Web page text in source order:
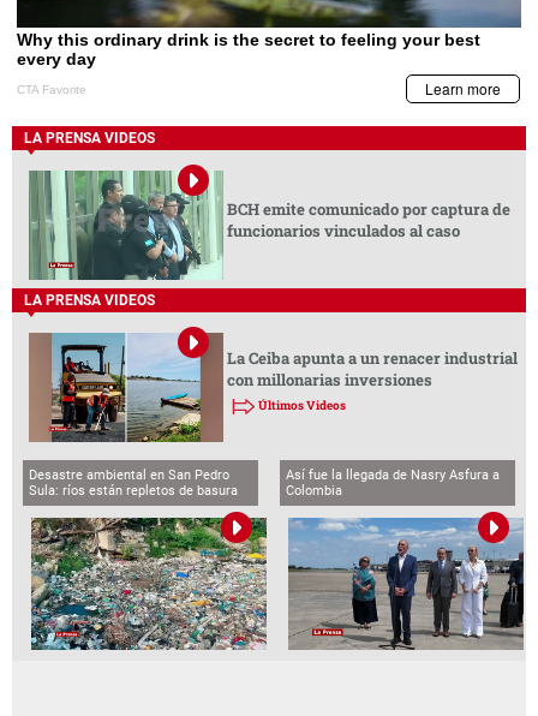
LA PRENSA VIDEOS
BCH emite comunicado por captura de
funcionarios vinculados al caso
LA PRENSA VIDEOS
La Ceiba apunta a un renacer industrial
con millonarias inversiones
Últimos Videos
Desastre ambiental en San Pedro
Sula: ríos están repletos de basura
Así fue la llegada de Nasry Asfura a
Colombia